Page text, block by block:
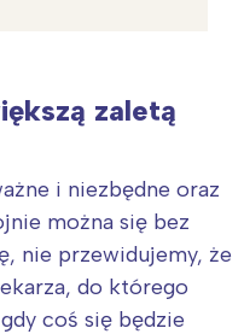
zaletą
i niezbędne oraz
można się bez
nie przewidujemy, że
do którego
coś się będzie